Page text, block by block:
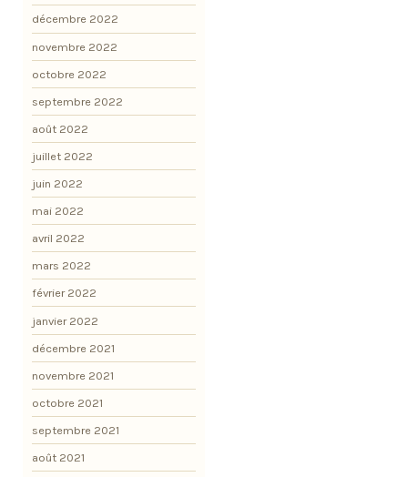
décembre 2022
novembre 2022
octobre 2022
septembre 2022
août 2022
juillet 2022
juin 2022
mai 2022
avril 2022
mars 2022
février 2022
janvier 2022
décembre 2021
novembre 2021
octobre 2021
septembre 2021
août 2021